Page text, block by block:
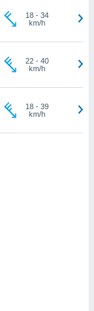
18- 34
km/h
22- 40
km/h
18- 39
km/h